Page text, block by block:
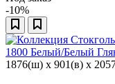
-10%
1876(ш) x 901(в) x